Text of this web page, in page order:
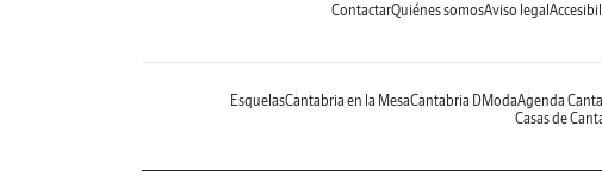
ContactarQuiénes somosAviso legal
EsquelasCantabria en la MesaCantabria DModaAgenda
Casas de